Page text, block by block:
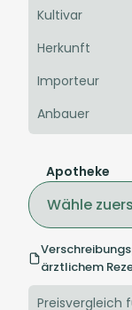
Kultivar
Herkunft
Importeur
Anbauer
Apotheke
Wähle
ärztlichem
Preisvergleich